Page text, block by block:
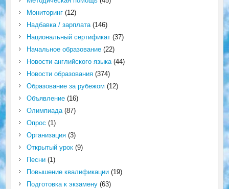
Мониторинг(12)
Надбавка / зарплата(146)
Национальный сертификат(37)
Начальное образование(22)
Новости английского языка(44)
Новости образования(374)
Образование за рубежом (12)
Объявление(16)
Олимпиада(87)
Опрос (1)
Организация(3)
Открытый урок(9)
Песни(1)
Повышение квалификации(19)
Подготовка к экзамену(63)